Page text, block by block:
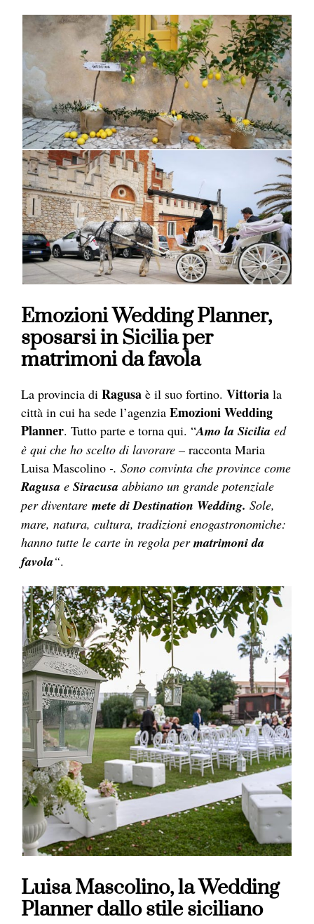
Emozioni Wedding Planner,
sposarsi in Sicilia per
matrimoni da favola
La provincia di Ragusa è il suo fortino. Vittoria la
città in cui ha sede l’agenzia Emozioni Wedding
Planner. Tutto parte e torna qui. “Amo la Sicilia ed
è qui che ho scelto di lavorare – racconta Maria
Luisa Mascolino -. Sono convinta che province come
Ragusa e Siracusa abbiano un grande potenziale
per diventare mete di Destination Wedding. Sole,
mare, natura, cultura, tradizioni enogastronomiche:
hanno tutte le carte in regola permatrimoni da
favola“.
Luisa Mascolino, la Wedding
Planner dallo stile siciliano